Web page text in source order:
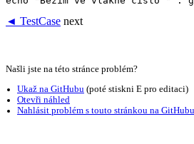
◄ TestCase next